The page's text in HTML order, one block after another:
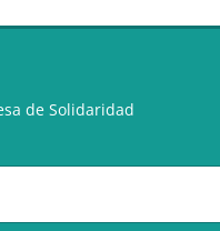
de Solidaridad